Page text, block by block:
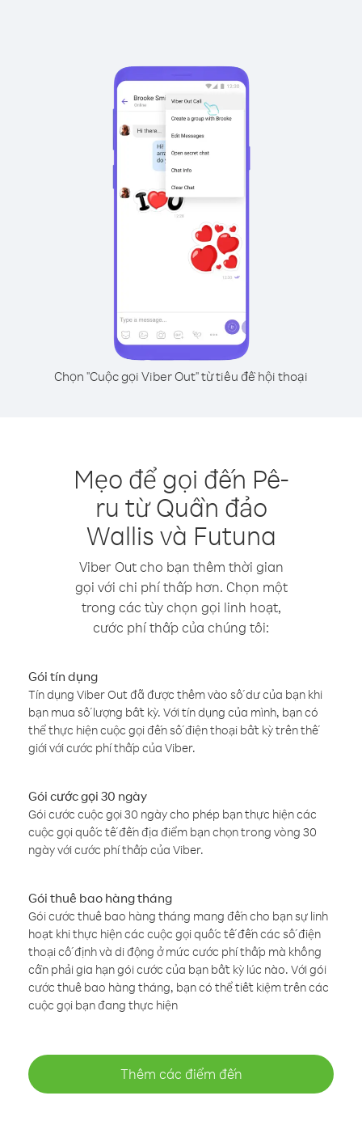
Chọn "Cuộc gọi Viber Out" từ tiêu đề hội thoại
Mẹo để gọi đến Pê-
ru từ Quần đảo
Wallis và Futuna
Viber Out cho bạn thêm thời gian
gọi với chi phí thấp hơn. Chọn một
trong các tùy chọn gọi linh hoạt,
cước phí thấp của chúng tôi:
Gói tín dụng
Tín dụng Viber Out đã được thêm vào số dư của bạn khi
bạn mua số lượng bất kỳ. Với tín dụng của mình, bạn có
thể thực hiện cuộc gọi đến số điện thoại bất kỳ trên thế
giới với cước phí thấp của Viber.
Gói cước gọi 30 ngày
Gói cước cuộc gọi 30 ngày cho phép bạn thực hiện các
cuộc gọi quốc tế đến địa điểm bạn chọn trong vòng 30
ngày với cước phí thấp của Viber.
Gói thuê bao hàng tháng
Gói cước thuê bao hàng tháng mang đến cho bạn sự linh
hoạt khi thực hiện các cuộc gọi quốc tế đến các số điện
thoại cố định và di động ở mức cước phí thấp mà không
cần phải gia hạn gói cước của bạn bất kỳ lúc nào. Với gói
cước thuê bao hàng tháng, bạn có thể tiết kiệm trên các
cuộc gọi bạn đang thực hiện
Thêm các điểm đến